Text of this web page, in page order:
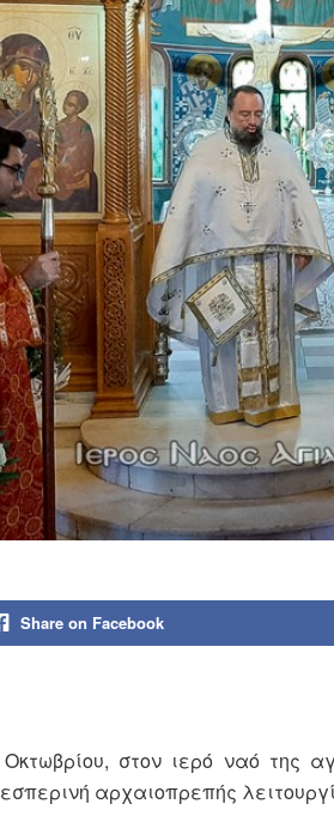
Share on Facebook
στον ιερό ναό της
αρχαιοπρεπής